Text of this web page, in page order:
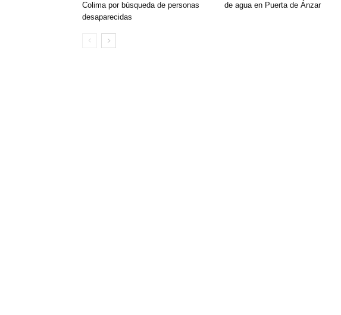
Colima por búsqueda de personas
desaparecidas
de agua en Puerta de Ánzar